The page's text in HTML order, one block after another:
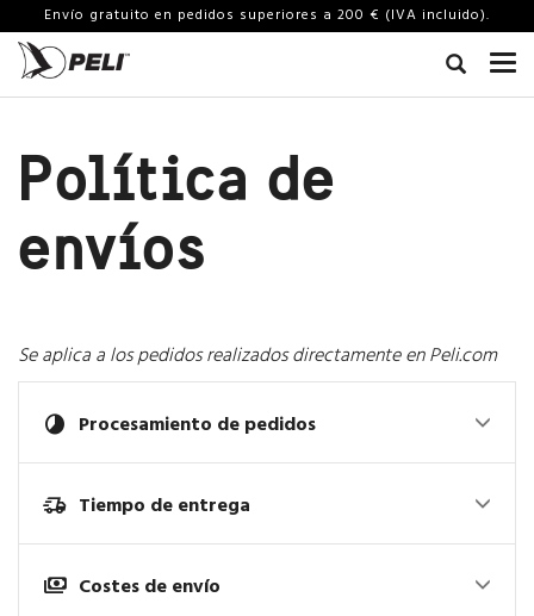
Envío gratuito en pedidos superiores a 200 € (IVA incluido).
Política de
envíos
Se aplica a los pedidos realizados directamente en Peli.com
clock_loader_60 Procesamiento de pedidos
delivery_truck_speed Tiempo de entrega
payments Costes de envío